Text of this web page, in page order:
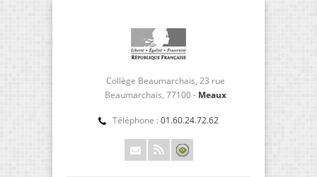
Collège Beaumarchais, 23 rue
Beaumarchais, 77100 - Meaux
Téléphone : 01.60.24.72.62